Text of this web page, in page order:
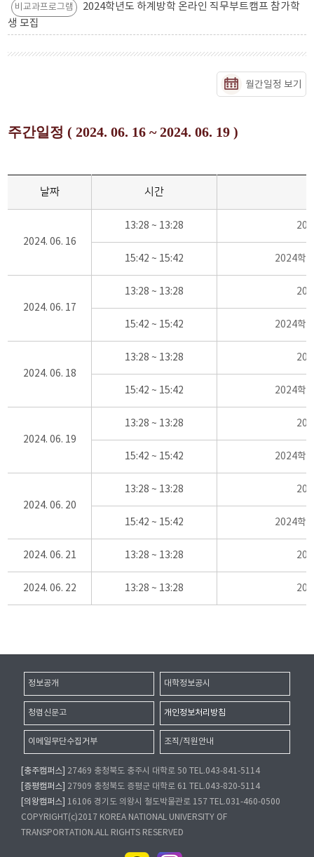
비교과프로그램
2024학년도 하계방학 온라인 직무부트캠프 참가학
생 모집
월간일정 보기
주간일정 ( 2024. 06. 16 ~ 2024. 06. 19 )
날짜 시간
2024. 06. 16
13:28 ~ 13:28
15:42 ~ 15:42 2024학
2024. 06. 17
13:28 ~ 13:28
15:42 ~ 15:42 2024학
2024. 06. 18
13:28 ~ 13:28
15:42 ~ 15:42 2024학
2024. 06. 19
13:28 ~ 13:28
15:42 ~ 15:42 2024학
2024. 06. 20
13:28 ~ 13:28
15:42 ~ 15:42 2024학
2024. 06. 21 13:28 ~ 13:28
2024. 06. 22 13:28 ~ 13:28
정보공개 대학정보공시
청렴신문고 개인정보처리방침
이메일무단수집거부 조직/직원안내
[충주캠퍼스]
27469 충청북도 충주시 대학로 50 TEL.043-841-5114
[증평캠퍼스]
27909 충청북도 증평군 대학로 61 TEL.043-820-5114
[의왕캠퍼스]
16106 경기도 의왕시 철도박물관로 157 TEL.031-460-0500
COPYRIGHT(c)2017 KOREA NATIONAL UNIVERSITY OF
TRANSPORTATION.ALL RIGHTS RESERVED